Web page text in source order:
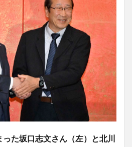
った坂口志文さん（左）と北川